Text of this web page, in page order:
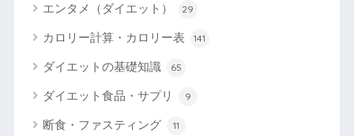
エンタメ（ダイエット） 29
カロリー計算・カロリー表 141
ダイエットの基礎知識 65
ダイエット食品・サプリ 9
断食・ファスティング 11